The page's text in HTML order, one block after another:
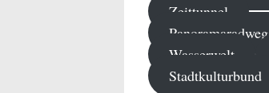
Zeittunnel
Panoramaradweg
Wasserwelt
Stadtkulturbund